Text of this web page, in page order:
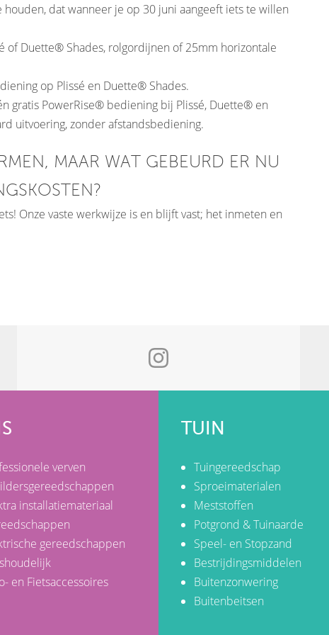
dat wanneer je op 30 juni aangeeft iets te willen
of Duette® Shades, rolgordijnen of 25mm horizontale
op Plissé en Duette® Shades.
gratis PowerRise® bediening bij Plissé, Duette® en
uitvoering, zonder afstandsbediening.
MAAR WAT GEBEURD ER NU
Onze vaste werkwijze is en blijft vast; het inmeten en
verven
installatiemateriaal
gereedschappen
en Fietsaccessoires
TUIN
Tuingereedschap
Sproeimaterialen
Meststoffen
Potgrond & Tuinaarde
Speel- en Stopzand
Bestrijdingsmiddelen
Buitenzonwering
Buitenbeitsen